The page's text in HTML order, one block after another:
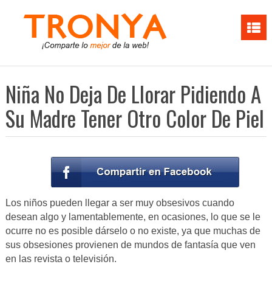
Niña No Deja De Llorar Pidiendo A
Su Madre Tener Otro Color De Piel
Los niños pueden llegar a ser muy obsesivos cuando
desean algo y lamentablemente, en ocasiones, lo que se le
ocurre no es posible dárselo o no existe, ya que muchas de
sus obsesiones provienen de mundos de fantasía que ven
en las revista o televisión.